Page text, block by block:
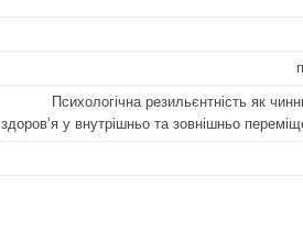
Психологічна резильєнтність як
здоровʼя у внутрішньо та зовнішньо